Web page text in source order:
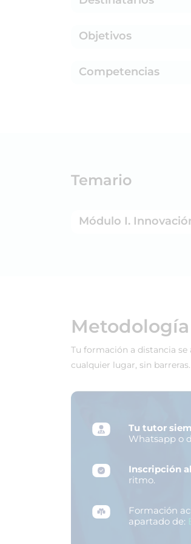
Objetivos
Competencias
Temario
Módulo I.
Metodología
Tu formación a distancia
cualquier lugar, sin barreras.
Tu tutor
Whatsapp o
Inscripción
ritmo.
Formación
apartado de: